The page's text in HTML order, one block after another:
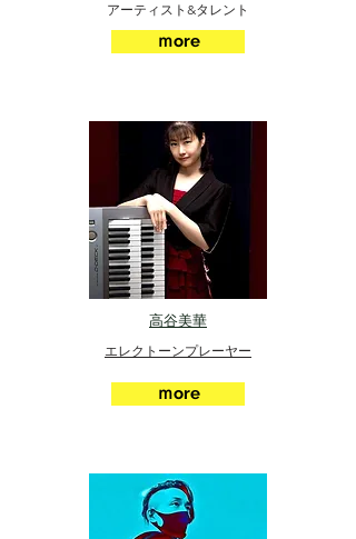
アーティスト&タレント
ｍore
高谷美華
エレクトーンプレーヤー
ｍore